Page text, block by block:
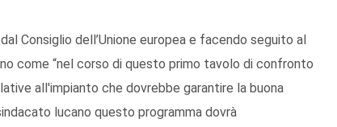
Consiglio dell’Unione europea e facendo seguito al
come “nel corso di questo primo tavolo di confronto
all'impianto che dovrebbe garantire la buona
lucano questo programma dovrà